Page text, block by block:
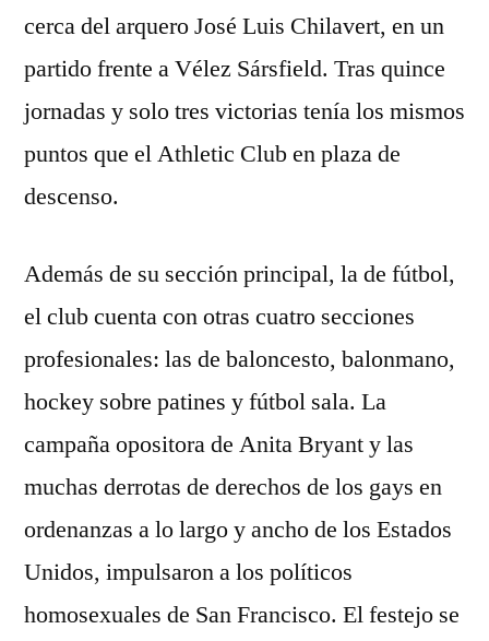
cerca del arquero José Luis Chilavert, en un
partido frente a Vélez Sársfield. Tras quince
jornadas y solo tres victorias tenía los mismos
puntos que el Athletic Club en plaza de
descenso.
Además de su sección principal, la de fútbol,
el club cuenta con otras cuatro secciones
profesionales: las de baloncesto, balonmano,
hockey sobre patines y fútbol sala. La
campaña opositora de Anita Bryant y las
muchas derrotas de derechos de los gays en
ordenanzas a lo largo y ancho de los Estados
Unidos, impulsaron a los políticos
homosexuales de San Francisco. El festejo se